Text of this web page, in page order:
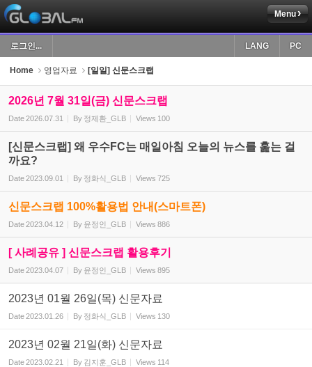
Menu
로그인... PC
LANG
Home 영업자료 [일일] 신문스크랩
2026년 7월 31일(금) 신문스크랩
Date2026.07.31 By 정제환_GLB Views 100
[신문스크랩] 왜 우수FC는 매일아침 오늘의 뉴스를 훑는 걸
까요?
Date2023.09.01 By 정화식_GLB Views 725
신문스크랩 100%활용법 안내(스마트폰)
Date2023.04.12 By 윤정인_GLB Views 886
[ 사례공유 ] 신문스크랩 활용후기
Date2023.04.07 By 윤정인_GLB Views 895
2023년 01월 26일(목) 신문자료
Date2023.01.26 By 정화식_GLB Views 130
2023년 02월 21일(화) 신문자료
Date2023.02.21 By 김지훈_GLB Views 114
Sketchbook5, 스케치북5
Sketchbook5, 스케치북5